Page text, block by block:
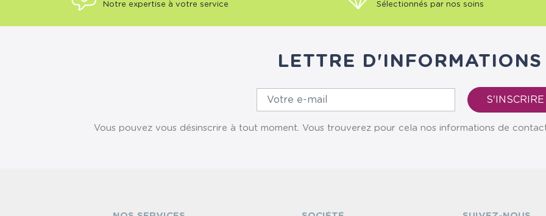
Notre expertise à votre service Sélectionnés par nos soins
LETTRE D'INFORMATIONS
Vous pouvez vous désinscrire à tout moment. Vous trouverez pour cela nos informations de